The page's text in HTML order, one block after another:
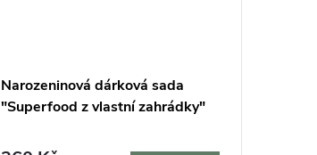
Narozeninová dárková sada
"Superfood z vlastní zahrádky"